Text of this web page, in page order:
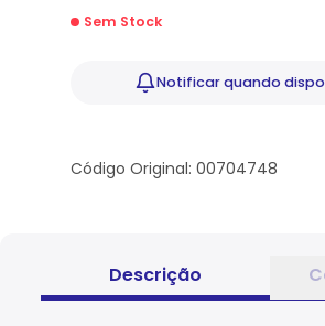
Sem Stock
Notificarquando
Código Original: 00704748
Descrição